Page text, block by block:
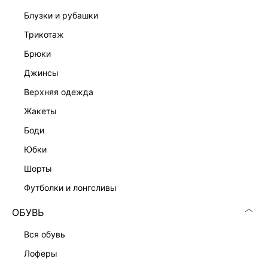
блузки и рубашки
трикотаж
брюки
джинсы
верхняя одежда
жакеты
боди
юбки
шорты
футболки и лонгсливы
ОБУВЬ
вся обувь
лоферы
КАТАЛОГ
КОМПАНИЯ
КЛИЕНТАМ
ЛИЧНЫЙ КАБИНЕТ